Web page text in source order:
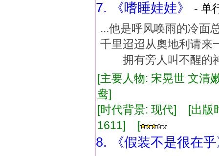
7. 《嗜睡娃娃》
- 单
...他是呼风唤雨的
千里迢迢从奧地利请
拥有旁人叫不醒的
[主要人物: 宋晃世 文
鸯]
[时代背景: 现代] [出
1611] [
8. 《假装不是很在